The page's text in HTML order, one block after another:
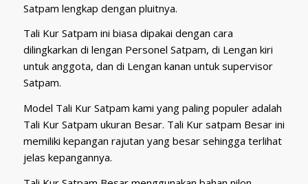
Satpam lengkap dengan pluitnya.
Tali Kur Satpam ini biasa dipakai dengan cara
dilingkarkan di lengan Personel Satpam, di Lengan kiri
untuk anggota, dan di Lengan kanan untuk supervisor
Satpam.
Model Tali Kur Satpam kami yang paling populer adalah
Tali Kur Satpam ukuran Besar. Tali Kur satpam Besar ini
memiliki kepangan rajutan yang besar sehingga terlihat
jelas kepangannya.